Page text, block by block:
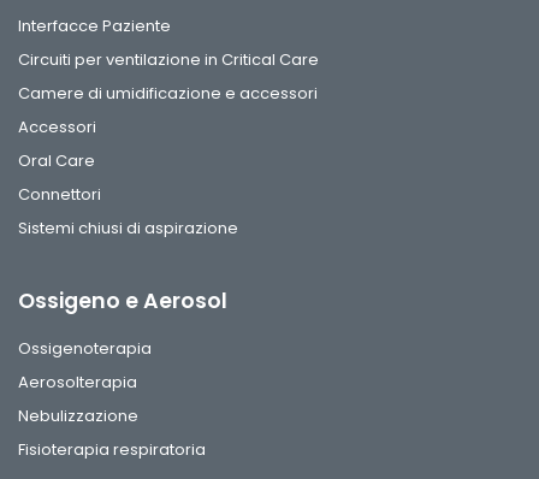
Interfacce Paziente
Circuiti per ventilazione in Critical Care
Camere di umidificazione e accessori
Accessori
Oral Care
Connettori
Sistemi chiusi di aspirazione
Ossigeno e Aerosol
Ossigenoterapia
Aerosolterapia
Nebulizzazione
Fisioterapia respiratoria